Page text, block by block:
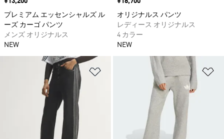
プレミアム エッセンシャルズ ル
ーズ カーゴ パンツ
メンズ オリジナルス
NEW
オリジナルス パンツ
レディース オリジナルス
4 カラー
NEW
ほしいものリストに追加